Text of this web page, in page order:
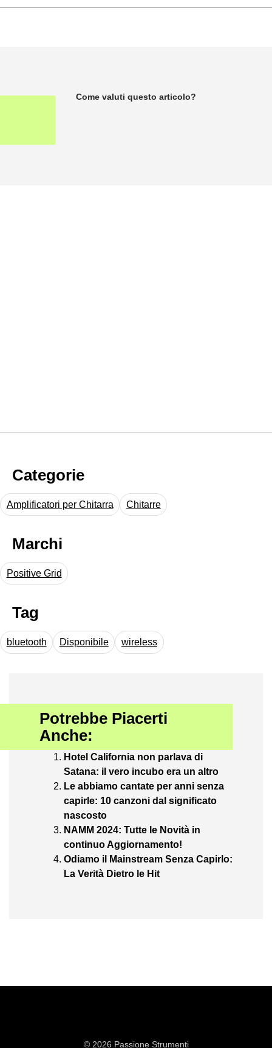
Come valuti questo articolo?
Categorie
Amplificatori per Chitarra Chitarre
Marchi
Positive Grid
Tag
bluetooth Disponibile wireless
Potrebbe Piacerti
Anche:
Hotel California non parlava di
Satana: il vero incubo era un altro
Le abbiamo cantate per anni senza
capirle: 10 canzoni dal significato
nascosto
NAMM 2024: Tutte le Novità in
continuo Aggiornamento!
Odiamo il Mainstream Senza Capirlo:
La Verità Dietro le Hit
© 2026 Passione Strumenti